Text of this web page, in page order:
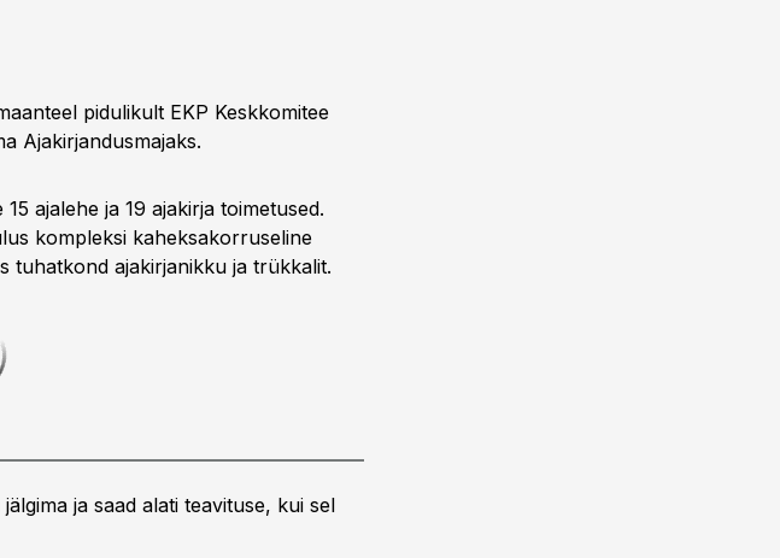
pidulikult EKP Keskkomitee
Ajakirjandusmajaks.
ajalehe ja 19 ajakirja toimetu­sed.
kompleksi kaheksa­korruseline
tuhatkond ajakirjanikku ja trükkalit.
ja saad alati teavituse, kui sel